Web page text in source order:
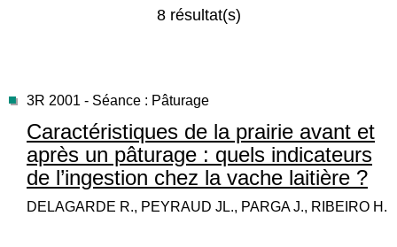
8 résultat(s)
3R 2001 - Séance : Pâturage
Caractéristiques de la prairie avant et
après un pâturage : quels indicateurs
de l’ingestion chez la vache laitière ?
DELAGARDE R., PEYRAUD JL., PARGA J., RIBEIRO H.